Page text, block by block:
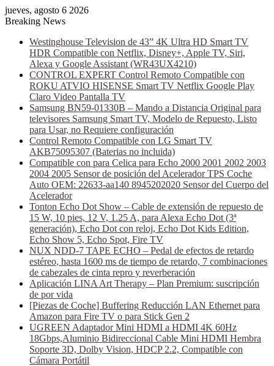
jueves, agosto 6 2026
Breaking News
Westinghouse Television de 43” 4K Ultra HD Smart TV
HDR Compatible con Netflix, Disney+, Apple TV, Siri,
Alexa y Google Assistant (WR43UX4210)
CONTROL EXPERT Control Remoto Compatible con
ROKU ATVIO HISENSE Smart TV Netflix Google Play
Claro Video Pantalla TV
Samsung BN59-01330B – Mando a Distancia Original para
televisores Samsung Smart TV, Modelo de Repuesto, Listo
para Usar, no Requiere configuración
Control Remoto Compatible con LG Smart TV
AKB75095307 (Baterias no incluida)
Compatible con para Celica para Echo 2000 2001 2002 2003
2004 2005 Sensor de posición del Acelerador TPS Coche
Auto OEM: 22633-aa140 8945202020 Sensor del Cuerpo del
Acelerador
Tonton Echo Dot Show – Cable de extensión de repuesto de
15 W, 10 pies, 12 V, 1.25 A, para Alexa Echo Dot (3ª
generación), Echo Dot con reloj, Echo Dot Kids Edition,
Echo Show 5, Echo Spot, Fire TV
NUX NDD-7 TAPE ECHO – Pedal de efectos de retardo
estéreo, hasta 1600 ms de tiempo de retardo, 7 combinaciones
de cabezales de cinta repro y reverberación
Aplicación LINA Art Therapy – Plan Premium: suscripción
de por vida
[Piezas de Coche] Buffering Reducción LAN Ethernet para
Amazon para Fire TV o para Stick Gen 2
UGREEN Adaptador Mini HDMI a HDMI 4K 60Hz
18Gbps,Aluminio Bidireccional Cable Mini HDMI Hembra
Soporte 3D, Dolby Vision, HDCP 2.2, Compatible con
Cámara Portátil